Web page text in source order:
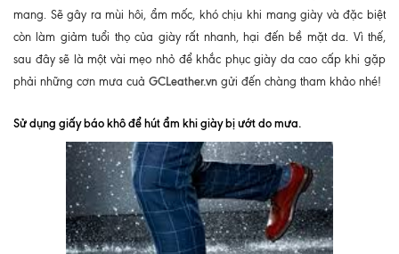
mang. Sẽ gây ra mùi hôi, ẩm mốc, khó chịu khi mang giày và đặc biệt
còn làm giảm tuổi thọ của giày rất nhanh, hại đến bề mặt da. Vì thế,
sau đây sẽ là một vài mẹo nhỏ để khắc phục giày da cao cấp khi gặp
phải những cơn mưa cuả GCLeather.vn gửi đến chàng tham khảo nhé!
Sử dụng giấy báo khô để hút ẩm khi giày bị ướt do mưa.